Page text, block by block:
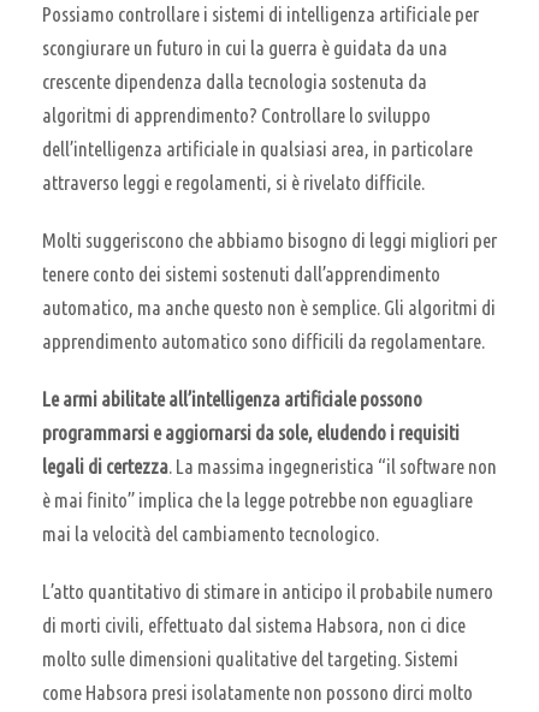
Possiamo controllare i sistemi di intelligenza artificiale per
scongiurare un futuro in cui la guerra è guidata da una
crescente dipendenza dalla tecnologia sostenuta da
algoritmi di apprendimento? Controllare lo sviluppo
dell’intelligenza artificiale in qualsiasi area, in particolare
attraverso leggi e regolamenti, si è rivelato difficile.
Molti suggeriscono che abbiamo bisogno di leggi migliori per
tenere conto dei sistemi sostenuti dall’apprendimento
automatico, ma anche questo non è semplice. Gli algoritmi di
apprendimento automatico sono difficili da regolamentare.
Le armi abilitate all’intelligenza artificiale possono
programmarsi e aggiornarsi da sole, eludendo i requisiti
legali di certezza. La massima ingegneristica “il software non
è mai finito” implica che la legge potrebbe non eguagliare
mai la velocità del cambiamento tecnologico.
L’atto quantitativo di stimare in anticipo il probabile numero
di morti civili, effettuato dal sistema Habsora, non ci dice
molto sulle dimensioni qualitative del targeting. Sistemi
come Habsora presi isolatamente non possono dirci molto